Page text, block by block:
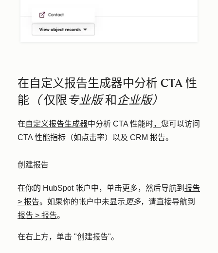
在自定义报告生成器中分析 CTA 性
能 （仅限专业版和 企业版）
在自定义报告生成器中分析 CTA 性能时， 您可以访问
CTA 性能指标（如点击率）以及 CRM 报告。
创建报告
在你的 HubSpot 帐户中，单击更多，然后导航到 报告
> 报告。如果你的帐户中未显示 更多，请直接导航到
报告 > 报告。
在右上方，单击 "创建报告"。